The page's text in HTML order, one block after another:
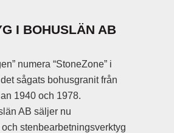
I BOHUSLÄN AB
numera “StoneZone” i
sågats bohusgranit från
1940 och 1978.
AB säljer nu
stenbearbetningsverktyg